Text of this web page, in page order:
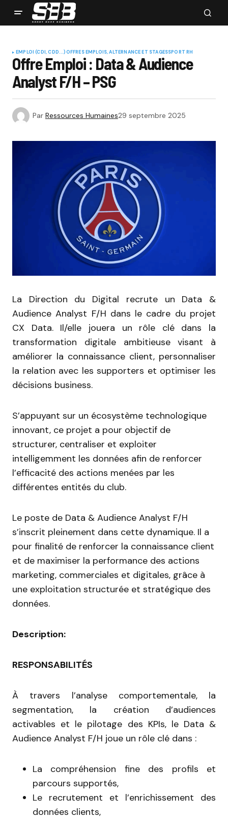
EMPLOI (CDI, CDD...)OFFRES EMPLOIS, ALTERNANCE ET STAGESSPORT RH
Offre Emploi : Data & Audience
Analyst F/H – PSG
Par Ressources Humaines29 septembre 2025
La Direction du Digital recrute un Data &
Audience Analyst F/H dans le cadre du projet
CX Data. Il/elle jouera un rôle clé dans la
transformation digitale ambitieuse visant à
améliorer la connaissance client, personnaliser
la relation avec les supporters et optimiser les
décisions business.
S’appuyant sur un écosystème technologique
innovant, ce projet a pour objectif de
structurer, centraliser et exploiter
intelligemment les données afin de renforcer
l’efficacité des actions menées par les
différentes entités du club.
Le poste de Data & Audience Analyst F/H
s’inscrit pleinement dans cette dynamique. Il a
pour finalité de renforcer la connaissance client
et de maximiser la performance des actions
marketing, commerciales et digitales, grâce à
une exploitation structurée et stratégique des
données.
Description:
RESPONSABILITÉS
À travers l’analyse comportementale, la
segmentation, la création d’audiences
activables et le pilotage des KPIs, le Data &
Audience Analyst F/H joue un rôle clé dans :
La compréhension fine des profils et
parcours supportés,
Le recrutement et l’enrichissement des
données clients,